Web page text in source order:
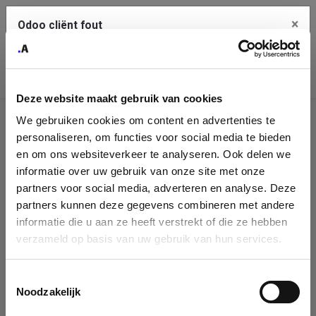
Deze website maakt gebruik van cookies
We gebruiken cookies om content en advertenties te
personaliseren, om functies voor social media te bieden
en om ons websiteverkeer te analyseren. Ook delen we
informatie over uw gebruik van onze site met onze
partners voor social media, adverteren en analyse. Deze
partners kunnen deze gegevens combineren met andere
informatie die u aan ze heeft verstrekt of die ze hebben
verzameld op basis van uw gebruik van hun services.
Noodzakelijk
Identificatie
onderneming
Please fill in your company details
You can search a company in our database by name, VAT or
enterprise ID. When a company is selected it will auto-complete the
form. If you don't find your company in our database, you can create
Odoo cliënt fout ×
klembord
Je dient de kopieer knop te gebruiken om de fout te melden
aan support.
Bekijk details